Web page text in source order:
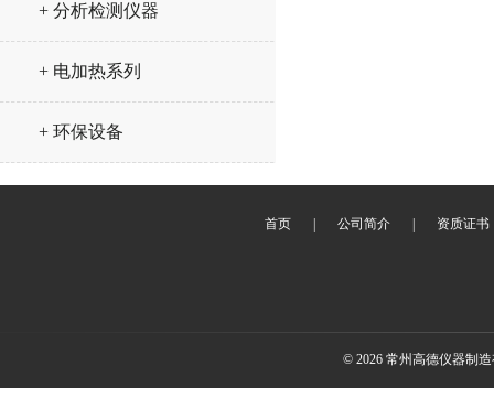
+ 分析检测仪器
+ 电加热系列
+ 环保设备
首页 公司简介 资质证书
© 2026 常州高德仪器制